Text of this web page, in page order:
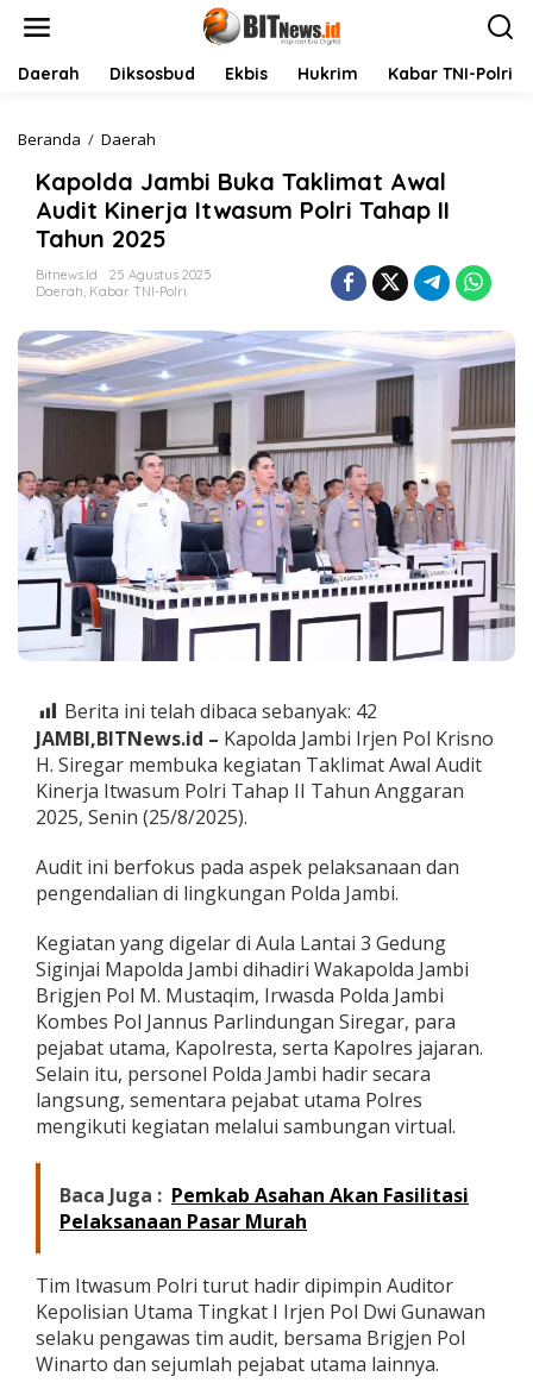
Daerah Diksosbud Ekbis Hukrim Kabar TNI-Polri
Beranda / Daerah
p
o
l
d
a
J
m
b
i
B
u
a
T
a
k
m
a
l
A
u
i
t
i
n
j
a
I
t
a
s
u
m
P
l
r
i
a
h
a
p
I
Kapolda Jambi Buka Taklimat Awal
Audit Kinerja Itwasum Polri Tahap II
Tahun 2025
Bitnews.id
25 Agustus 2025
Daerah, Kabar TNI-Polri
Berita ini telah dibaca sebanyak: 42
JAMBI,BITNews.id – Kapolda Jambi Irjen Pol Krisno
H. Siregar membuka kegiatan Taklimat Awal Audit
Kinerja Itwasum Polri Tahap II Tahun Anggaran
2025, Senin (25/8/2025).
Audit ini berfokus pada aspek pelaksanaan dan
pengendalian di lingkungan Polda Jambi.
Kegiatan yang digelar di Aula Lantai 3 Gedung
Siginjai Mapolda Jambi dihadiri Wakapolda Jambi
Brigjen Pol M. Mustaqim, Irwasda Polda Jambi
Kombes Pol Jannus Parlindungan Siregar, para
pejabat utama, Kapolresta, serta Kapolres jajaran.
Selain itu, personel Polda Jambi hadir secara
langsung, sementara pejabat utama Polres
mengikuti kegiatan melalui sambungan virtual.
Baca Juga : Pemkab Asahan Akan Fasilitasi
Pelaksanaan Pasar Murah
Tim Itwasum Polri turut hadir dipimpin Auditor
Kepolisian Utama Tingkat I Irjen Pol Dwi Gunawan
selaku pengawas tim audit, bersama Brigjen Pol
Winarto dan sejumlah pejabat utama lainnya.